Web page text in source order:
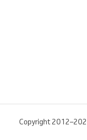
Copyright